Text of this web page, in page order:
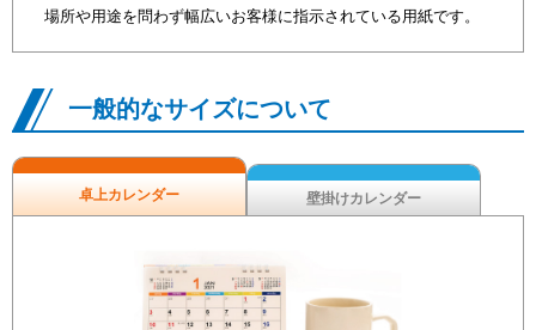
場所や用途を問わず幅広いお客様に指示されている用紙です。
一般的なサイズについて
卓上カレンダー 壁掛けカレンダー